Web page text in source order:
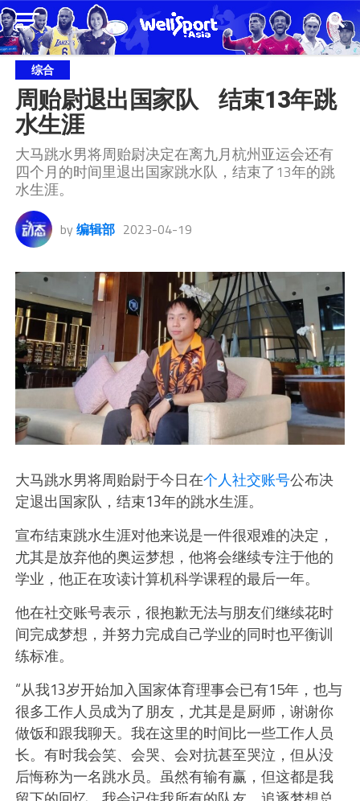
综合
周贻尉退出国家队    结束13年跳
水生涯
大马跳水男将周贻尉决定在离九月杭州亚运会还有
四个月的时间里退出国家跳水队，结束了13年的跳
水生涯。
by 编辑部 2023-04-19
大马跳水男将周贻尉于今日在个人社交账号公布决
定退出国家队，结束13年的跳水生涯。
宣布结束跳水生涯对他来说是一件很艰难的决定，
尤其是放弃他的奥运梦想，他将会继续专注于他的
学业，他正在攻读计算机科学课程的最后一年。
他在社交账号表示，很抱歉无法与朋友们继续花时
间完成梦想，并努力完成自己学业的同时也平衡训
练标准。
“从我13岁开始加入国家体育理事会已有15年，也与
很多工作人员成为了朋友，尤其是是厨师，谢谢你
做饭和跟我聊天。我在这里的时间比一些工作人员
长。有时我会笑、会哭、会对抗甚至哭泣，但从没
后悔称为一名跳水员。虽然有输有赢，但这都是我